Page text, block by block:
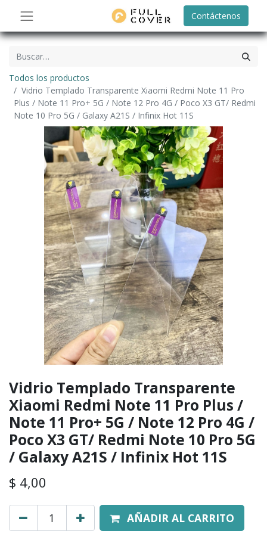
Contáctenos
Todos los productos
Vidrio Templado Transparente Xiaomi Redmi Note 11 Pro
Plus / Note 11 Pro+ 5G / Note 12 Pro 4G / Poco X3 GT/ Redmi
Note 10 Pro 5G / Galaxy A21S / Infinix Hot 11S
Vidrio Templado Transparente
Xiaomi Redmi Note 11 Pro Plus /
Note 11 Pro+ 5G / Note 12 Pro 4G /
Poco X3 GT/ Redmi Note 10 Pro 5G
/ Galaxy A21S / Infinix Hot 11S
$ 4,00
AÑADIR AL CARRITO